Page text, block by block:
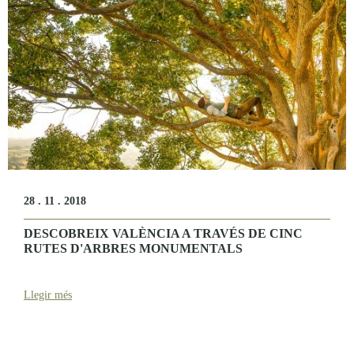
28 . 11 . 2018
DESCOBREIX VALÈNCIA A TRAVÉS DE CINC
RUTES D'ARBRES MONUMENTALS
Llegir més